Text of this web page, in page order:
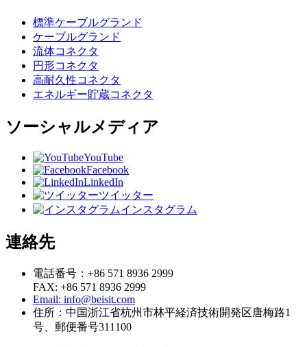
標準ケーブルグランド
ケーブルグランド
流体コネクタ
円形コネクタ
高耐久性コネクタ
エネルギー貯蔵コネクタ
ソーシャルメディア
YouTube
Facebook
LinkedIn
ツイッター
インスタグラム
連絡先
電話番号：+86 571 8936 2999
FAX: +86 571 8936 2999
Email: info@beisit.com
住所： 中国浙江省杭州市林平経済技術開発区唐梅路1
号、郵便番号311100